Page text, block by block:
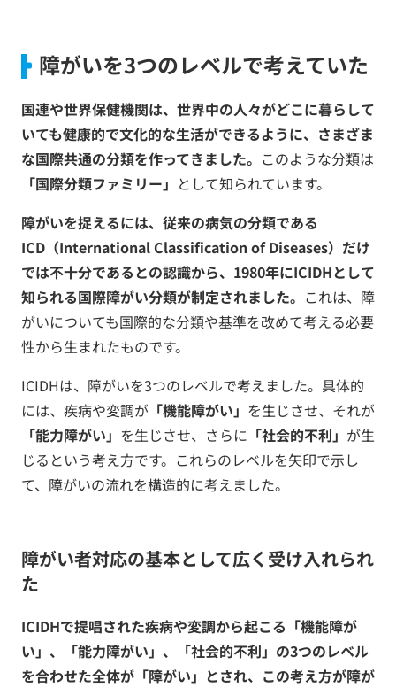
障がいを3つのレベルで考えていた
国連や世界保健機関は、世界中の人々がどこに暮らして
いても健康的で文化的な生活ができるように、さまざま
な国際共通の分類を作ってきました。 このような分類は
「国際分類ファミリー」 として知られています。
障がいを捉えるには、従来の病気の分類である
ICD（International Classification of Diseases）だけ
では不十分であるとの認識から、1980年にICIDHとして
知られる国際障がい分類が制定されました。 これは、障
がいについても国際的な分類や基準を改めて考える必要
性から生まれたものです。
ICIDHは、障がいを3つのレベルで考えました。具体的
には、疾病や変調が 「機能障がい」 を生じさせ、それが
「能力障がい」 を生じさせ、さらに 「社会的不利」 が生
じるという考え方です。これらのレベルを矢印で示し
て、障がいの流れを構造的に考えました。
障がい者対応の基本として広く受け入れられ
た
ICIDHで提唱された疾病や変調から起こる「機能障が
い」、「能力障がい」、「社会的不利」の3つのレベル
を合わせた全体が「障がい」とされ、この考え方が障が